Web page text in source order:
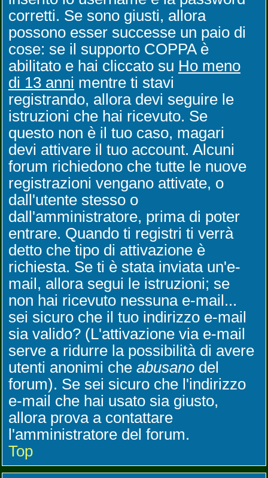
corretti. Se sono giusti, allora
possono esser successe un paio di
cose: se il supporto COPPA è
abilitato e hai cliccato su Ho meno
di 13 anni mentre ti stavi
registrando, allora devi seguire le
istruzioni che hai ricevuto. Se
questo non è il tuo caso, magari
devi attivare il tuo account. Alcuni
forum richiedono che tutte le nuove
registrazioni vengano attivate, o
dall'utente stesso o
dall'amministratore, prima di poter
entrare. Quando ti registri ti verrà
detto che tipo di attivazione è
richiesta. Se ti è stata inviata un'e-
mail, allora segui le istruzioni; se
non hai ricevuto nessuna e-mail...
sei sicuro che il tuo indirizzo e-mail
sia valido? (L'attivazione via e-mail
serve a ridurre la possibilità di avere
utenti anonimi che abusano del
forum). Se sei sicuro che l'indirizzo
e-mail che hai usato sia giusto,
allora prova a contattare
l'amministratore del forum.
Top